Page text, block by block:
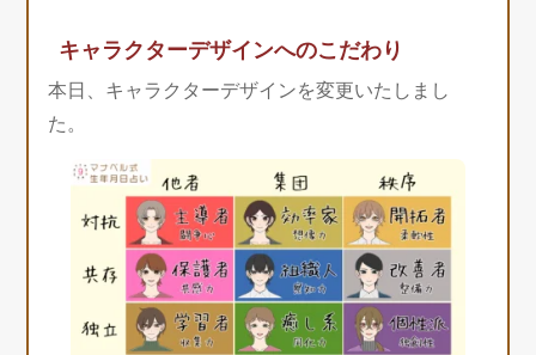
キャラクターデザインへのこだわり
本日、キャラクターデザインを変更いたしまし
た。